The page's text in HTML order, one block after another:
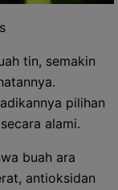
tin, semakin
pilihan
alami.
buah ara
antioksidan